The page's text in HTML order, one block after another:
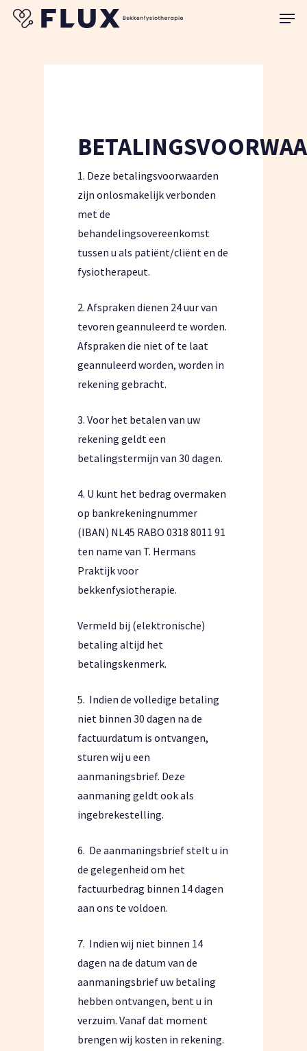
Skip
Menu
1. Deze betalingsvoorwaarden
zijn onlosmakelijk verbonden
met de
behandelingsovereenkomst
tussen u als patiënt/cliënt en de
fysiotherapeut.
2. Afspraken dienen 24 uur van
tevoren geannuleerd te worden.
Afspraken die niet of te laat
geannuleerd worden, worden in
rekening gebracht.
3. Voor het betalen van uw
rekening geldt een
betalingstermijn van 30 dagen.
4. U kunt het bedrag overmaken
op bankrekeningnummer
(IBAN) NL45 RABO 0318 8011 91
ten name van T. Hermans
Praktijk voor
bekkenfysiotherapie.
Vermeld bij (elektronische)
betaling altijd het
betalingskenmerk.
5. Indien de volledige betaling
niet binnen 30 dagen na de
factuurdatum is ontvangen,
sturen wij u een
aanmaningsbrief. Deze
aanmaning geldt ook als
ingebrekestelling.
6. De aanmaningsbrief stelt u in
de gelegenheid om het
factuurbedrag binnen 14 dagen
aan ons te voldoen.
7. Indien wij niet binnen 14
dagen na de datum van de
aanmaningsbrief uw betaling
hebben ontvangen, bent u in
verzuim. Vanaf dat moment
brengen wij kosten in rekening.